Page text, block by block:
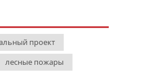
проект
лесные пожары